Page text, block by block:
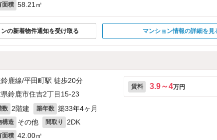
面積 58.21㎡
の新着物件通知を受け取る マンション情報の詳細を見
鹿線/平田町駅 徒歩20分
県鈴鹿市住吉2丁目15-23
数 2階建 築年数 築33年4ヶ月
構造 その他 間取り 2DK
面積 42.00㎡
賃料 3.9～4万円